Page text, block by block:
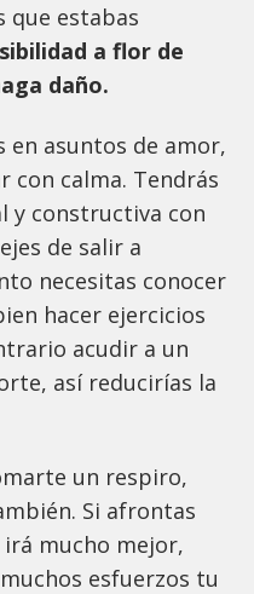
que estabas
a flor de
daño.
en asuntos de amor,
con calma. Tendrás
y constructiva con
de salir a
necesitas conocer
hacer ejercicios
acudir a un
así reducirías la
un respiro,
Si afrontas
mucho mejor,
esfuerzos tu